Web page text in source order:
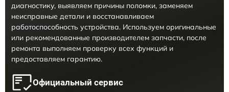
диагностику, выявляем причины поломки, заменяем
неисправные детали и восстанавливаем
работоспособность устройства. Используем оригинальные
или рекомендованные производителем запчасти, после
ремонта выполняем проверку всех функций и
предоставляем гарантию.
Официальный сервис